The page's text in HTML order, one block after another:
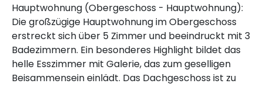
Hauptwohnung (Obergeschoss - Hauptwohnung):
Die großzügige Hauptwohnung im Obergeschoss
erstreckt sich über 5 Zimmer und beeindruckt mit 3
Badezimmern. Ein besonderes Highlight bildet das
helle Esszimmer mit Galerie, das zum geselligen
Beisammensein einlädt. Das Dachgeschoss ist zu